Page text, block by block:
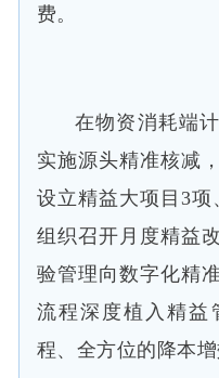
费。
在物资消耗端
实施源头精准核减
设立精益大项目3项
组织召开月度精益
验管理向数字化精
流程深度植入精益
程、全方位的降本增